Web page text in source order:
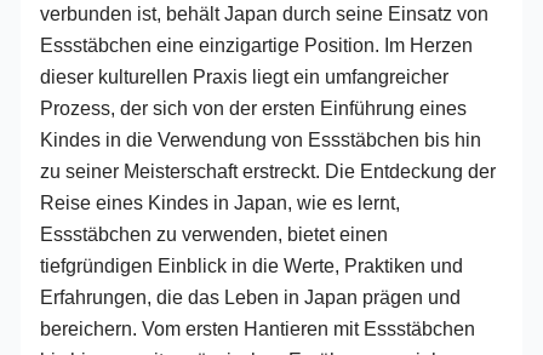
verbunden ist, behält Japan durch seine Einsatz von
Essstäbchen eine einzigartige Position. Im Herzen
dieser kulturellen Praxis liegt ein umfangreicher
Prozess, der sich von der ersten Einführung eines
Kindes in die Verwendung von Essstäbchen bis hin
zu seiner Meisterschaft erstreckt. Die Entdeckung der
Reise eines Kindes in Japan, wie es lernt,
Essstäbchen zu verwenden, bietet einen
tiefgründigen Einblick in die Werte, Praktiken und
Erfahrungen, die das Leben in Japan prägen und
bereichern. Vom ersten Hantieren mit Essstäbchen